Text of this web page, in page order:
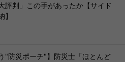
評判」この手があったか【サイド
】
"防災ポーチ"】防災士「ほとんど